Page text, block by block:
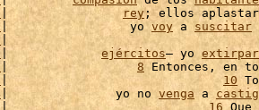
| rey; ellos
|                 yo voy a suscitar
|
| ejércitos– yo
| 8 Entonces, en
| 10
|               yo no venga a
| 16